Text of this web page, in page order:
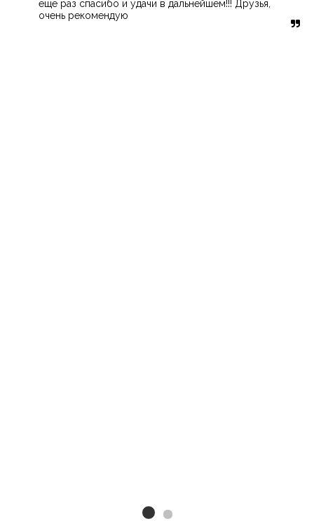
еще раз спасибо и удачи в дальнейшем!!! Друзья,
очень рекомендую